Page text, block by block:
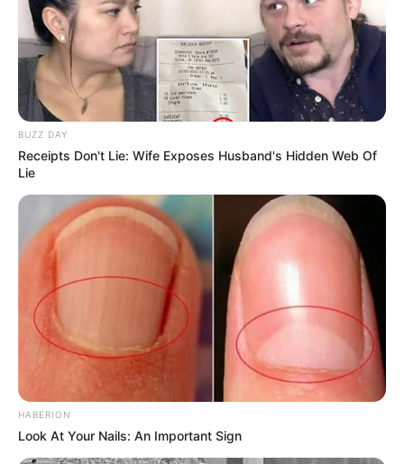
BUZZ DAY
Receipts Don't Lie: Wife Exposes Husband's Hidden Web Of
Lie
HABERION
Look At Your Nails: An Important Sign